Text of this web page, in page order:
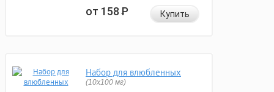
от 158Р Купить
Набор для влюбленных
(10х100 мг)